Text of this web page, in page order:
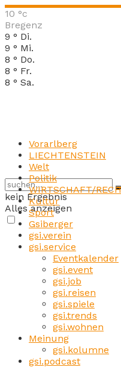
10 °c
Bregenz
9 ° Di.
9 ° Mi.
8 ° Do.
8 ° Fr.
8 ° Sa.
kein Ergebnis
Alles anzeigen
Vorarlberg
LIECHTENSTEIN
Welt
Politik
WIRTSCHAFT/
Kultur
Sport
Gsiberger
gsi.verein
gsi.service
Eventkalender
gsi.event
gsi.job
gsi.reisen
gsi.spiele
gsi.trends
gsi.wohnen
Meinung
gsi.kolumne
gsi.podcast